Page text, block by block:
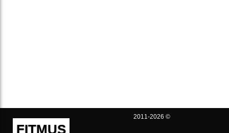
FITMUS
2011-2026 ©